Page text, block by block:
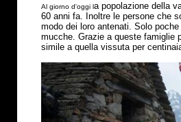
Al giorno d'oggi la popolazione della
60 anni fa. Inoltre le persone che
modo dei loro antenati. Solo
mucche. Grazie a queste famiglie
simile a quella vissuta per